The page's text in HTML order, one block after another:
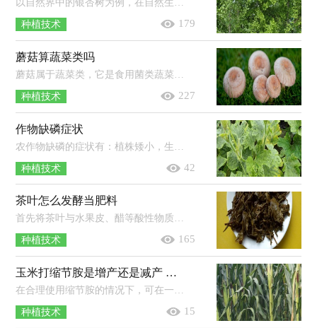
种植技术 179
蘑菇算蔬菜类吗
种植技术 227
作物缺磷症状
种植技术 42
茶叶怎么发酵当肥料
首先将茶叶与水果皮、醋等酸性物质混合，再放入密封的容器中，放在太阳直射的地方进行发酵，保证其温度在40℃左右，温度过高时可加适量凉...
种植技术 165
玉米打缩节胺是增产还是减产 缩节胺打过量了怎么办
在合理使用缩节胺的情况下，可在一定程度上提高玉米产量，若过量使用缩节胺，则容易使玉米的生长受到抑制，导致减产。使用缩节胺应根据玉...
种植技术 15